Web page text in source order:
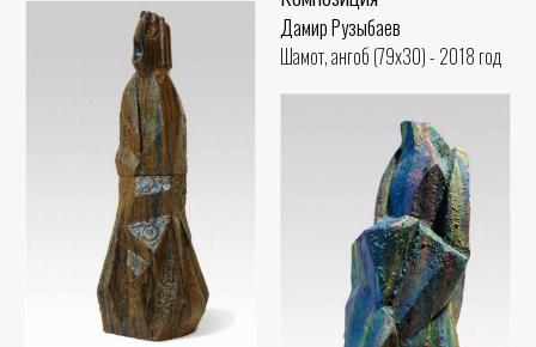
Дамир Рузыбаев
Шамот, ангоб (79x30) - 2018 год